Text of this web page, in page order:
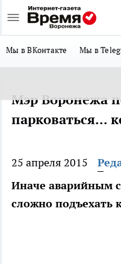
Мы в ВКонтакте Мы в
Мэр Воронежа
парковаться...
25 апреля 2015
Иначе аварийным
сложно подъехать